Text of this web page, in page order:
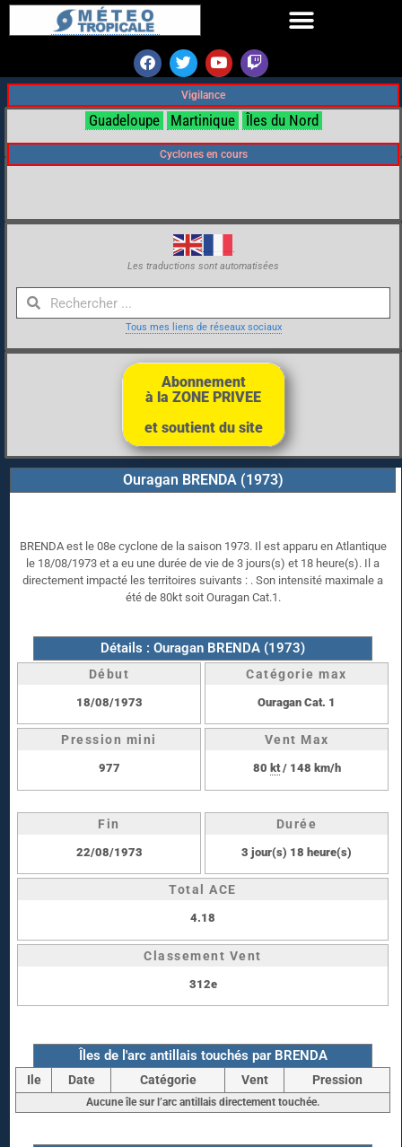
Vigilance
Guadeloupe Martinique Îles du Nord
Cyclones en cours
Les traductions sont automatisées
Tous mes liens de réseaux sociaux
Abonnement
à la ZONE PRIVEE
et soutient du site
Ouragan BRENDA (1973)
BRENDA est le 08e cyclone de la saison 1973. Il est apparu en Atlantique
le 18/08/1973 et a eu une durée de vie de 3 jours(s) et 18 heure(s). Il a
directement impacté les territoires suivants : . Son intensité maximale a
été de 80kt soit Ouragan Cat.1.
Détails : Ouragan BRENDA (1973)
Début
18/08/1973
Catégorie max
Ouragan Cat. 1
Pression mini
977
Vent Max
80 kt/ 148 km/h
Fin
22/08/1973
Durée
3 jour(s) 18 heure(s)
Total ACE
4.18
Classement Vent
312e
Îles de l'arc antillais touchés par BRENDA
Ile Date Catégorie Vent Pression
Aucune île sur l’arc antillais directement touchée.